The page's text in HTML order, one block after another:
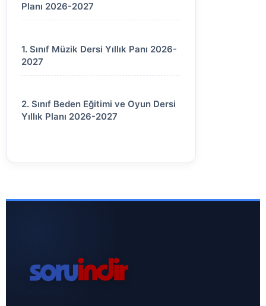
Planı 2026-2027
1. Sınıf Müzik Dersi Yıllık Panı 2026-
2027
2. Sınıf Beden Eğitimi ve Oyun Dersi
Yıllık Planı 2026-2027